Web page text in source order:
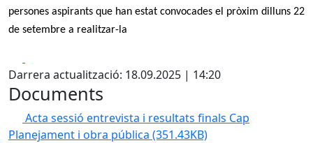
persones aspirants que han estat convocades el pròxim dilluns 22
de setembre a realitzar-la
Darrera actualització: 18.09.2025 | 14:20
Documents
Acta sessió entrevista i resultats finals Cap
Planejament i obra pública (351.43KB)